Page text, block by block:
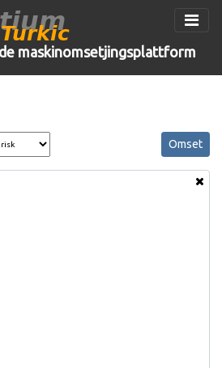
Turkic
maskinomsetjingsplattform
Omset